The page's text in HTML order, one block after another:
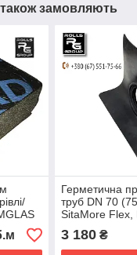
замовляють
Герметична
труб DN 70
SitaMore Flex,
ущільнювач
та фундаменту
3 180₴